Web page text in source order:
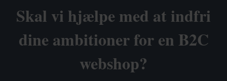
Skal vi hjælpe med at indfri
dine ambitioner for en B2C
webshop?